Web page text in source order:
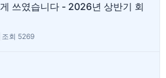
쓰였습니다 - 2026년 상반기 회
조회 5269